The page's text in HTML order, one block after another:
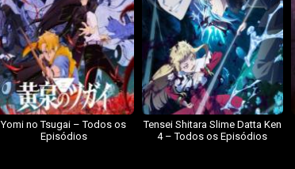
Yomi no Tsugai – Todos os
Episódios
Tensei Shitara Slime Datta Ken
4 – Todos os Episódios